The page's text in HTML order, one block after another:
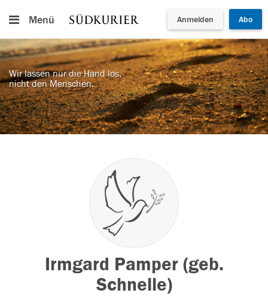
Menü Anmelden Abo
Wir lassen nur die Hand los,
nicht den Menschen.
Irmgard Pamper (geb.
Schnelle)